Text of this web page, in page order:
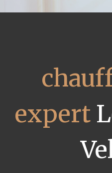
expert